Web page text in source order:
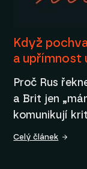
Když
a upřímnost
Proč Rus
a Brit jen
komunikují
Celý článek